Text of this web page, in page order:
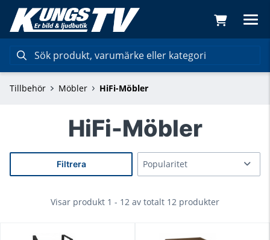
Tillbehör Möbler HiFi-Möbler
HiFi-Möbler
Filtrera
Visar produkt 1 - 12 av totalt 12 produkter